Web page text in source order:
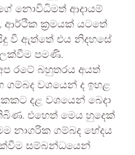
නොවිධිමත් ආදායම්
ආර්ථික ක‍්‍රමයක් යටතේ
වී ඇත්තේ එය නිදහසේ
පමණි.
රටේ බහුතරය අයත්
ගම්බද වශයෙන් ද ඉහළ
දළ වශයෙන් බෙදා
එහෙත් මෙය හුදෙක්
නාගරික ගම්බද භේදය
සම්බන්ධයෙන්